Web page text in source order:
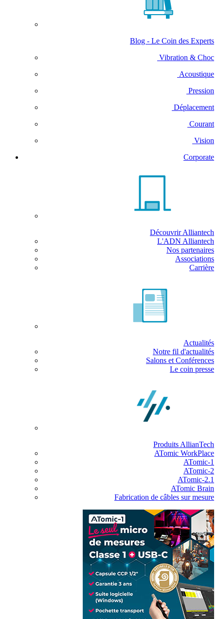
Blog - Le Coin des Experts
Vibration & Choc
Acoustique
Pression
Déplacement
Courant
Vision
Corporate
Découvrir Alliantech
L'ADN Alliantech
Nos partenaires
Associations
Carrière
Actualités
Notre fil d'actualités
Salons et Conférences
Le coin presse
Produits AllianTech
ATomic WorkPlace
ATomic-1
ATomic-2
ATomic-2.1
ATomic Brain
Fabrication de câbles sur mesure